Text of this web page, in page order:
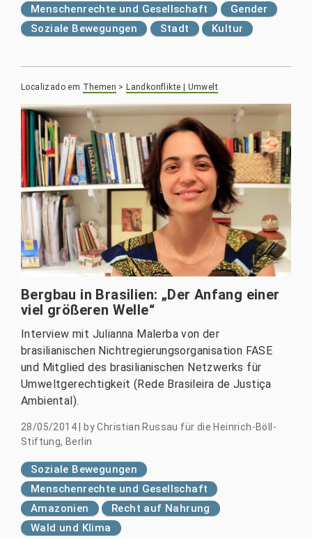
Menschenrechte und Gesellschaft
Gender
Soziale Bewegungen
Stadt Kultur
Localizado em Themen > Landkonflikte | Umwelt
Bergbau in Brasilien: „Der Anfang einer
viel größeren Welle“
Interview mit Julianna Malerba von der
brasilianischen Nichtregierungsorganisation FASE
und Mitglied des brasilianischen Netzwerks für
Umweltgerechtigkeit (Rede Brasileira de Justiça
Ambiental).
28/05/2014 byChristian Russau für die Heinrich-Böll-
Stiftung, Berlin
Soziale Bewegungen
Menschenrechte und Gesellschaft
Amazonien
Recht auf Nahrung
Wald und Klima